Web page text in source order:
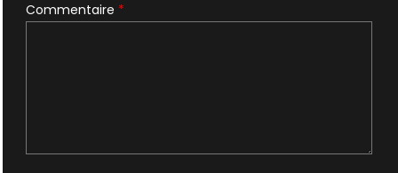
Commentaire *